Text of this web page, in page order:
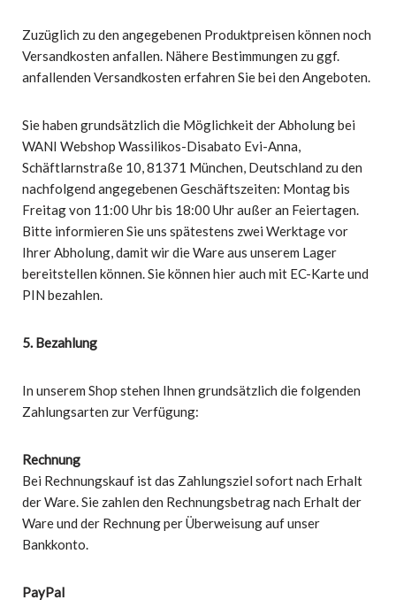
Zuzüglich zu den angegebenen Produktpreisen können noch
Versandkosten anfallen. Nähere Bestimmungen zu ggf.
anfallenden Versandkosten erfahren Sie bei den Angeboten.
Sie haben grundsätzlich die Möglichkeit der Abholung bei
WANI Webshop Wassilikos-Disabato Evi-Anna,
Schäftlarnstraße 10, 81371 München, Deutschland zu den
nachfolgend angegebenen Geschäftszeiten: Montag bis
Freitag von 11:00 Uhr bis 18:00 Uhr außer an Feiertagen.
Bitte informieren Sie uns spätestens zwei Werktage vor
Ihrer Abholung, damit wir die Ware aus unserem Lager
bereitstellen können. Sie können hier auch mit EC-Karte und
PIN bezahlen.
5. Bezahlung
In unserem Shop stehen Ihnen grundsätzlich die folgenden
Zahlungsarten zur Verfügung:
Rechnung
Bei Rechnungskauf ist das Zahlungsziel sofort nach Erhalt
der Ware. Sie zahlen den Rechnungsbetrag nach Erhalt der
Ware und der Rechnung per Überweisung auf unser
Bankkonto.
PayPal